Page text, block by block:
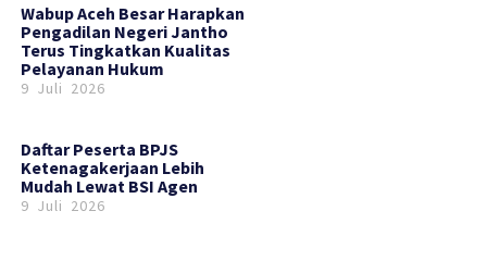
Wabup Aceh Besar Harapkan
Pengadilan Negeri Jantho
Terus Tingkatkan Kualitas
Pelayanan Hukum
9 Juli 2026
Daftar Peserta BPJS
Ketenagakerjaan Lebih
Mudah Lewat BSI Agen
9 Juli 2026